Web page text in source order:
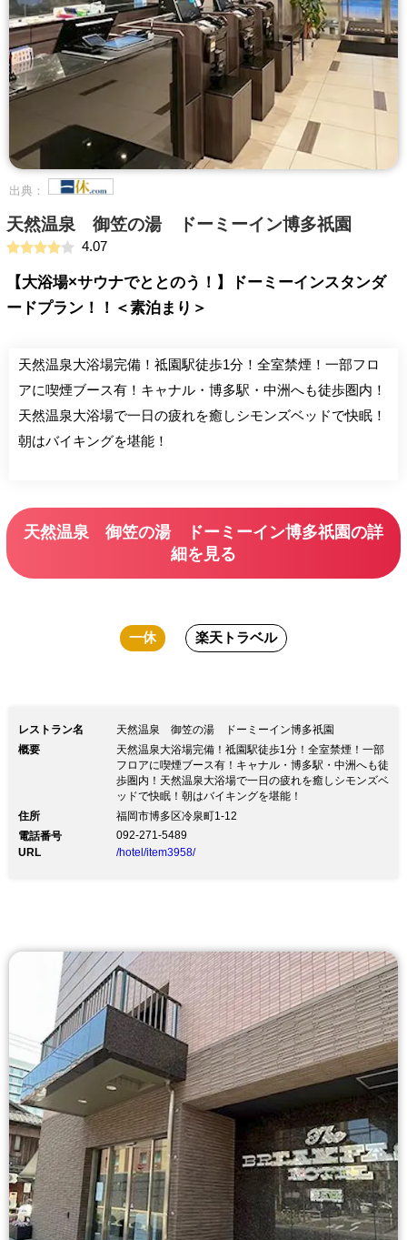
出典：
天然温泉 御笠の湯 ドーミーイン博多祇園
4.07
【大浴場×サウナでととのう！】ドーミーインスタンダ
ードプラン！！＜素泊まり＞
天然温泉大浴場完備！祗園駅徒歩1分！全室禁煙！一部フロ
アに喫煙ブース有！キャナル・博多駅・中洲へも徒歩圏内！
天然温泉大浴場で一日の疲れを癒しシモンズベッドで快眠！
朝はバイキングを堪能！
天然温泉 御笠の湯 ドーミーイン博多祇園の詳
細を見る
一休 楽天トラベル
レストラン名
天然温泉 御笠の湯 ドーミーイン博多祇園
概要
天然温泉大浴場完備！祗園駅徒歩1分！全室禁煙！一部
フロアに喫煙ブース有！キャナル・博多駅・中洲へも徒
歩圏内！天然温泉大浴場で一日の疲れを癒しシモンズベ
ッドで快眠！朝はバイキングを堪能！
住所
福岡市博多区冷泉町1-12
電話番号
092-271-5489
URL
/hotel/item3958/